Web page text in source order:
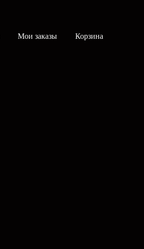
Мои заказы Корзина